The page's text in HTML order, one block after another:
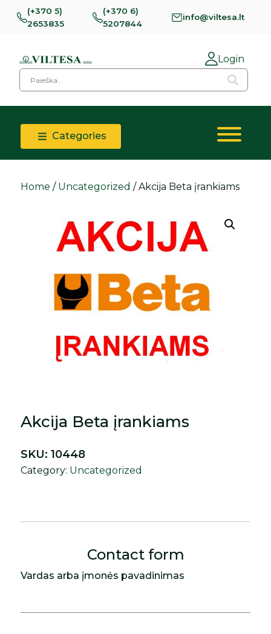
(+370 5)
2653835
(+370 6)
5207844
info@viltesa.lt
Login
Categories
Home / Uncategorized / Akcija Beta įrankiams
Akcija Beta įrankiams
SKU:10448
Category: Uncategorized
Contact form
Vardas arba įmonės pavadinimas